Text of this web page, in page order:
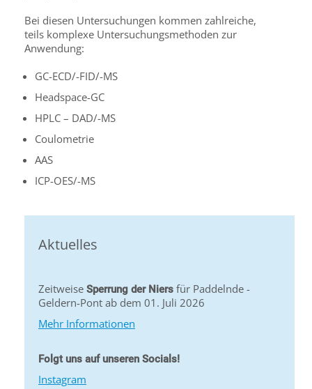
Bei diesen Untersuchungen kommen zahlreiche,
teils komplexe Untersuchungsmethoden zur
Anwendung:
GC-ECD/-FID/-MS
Headspace-GC
HPLC – DAD/-MS
Coulometrie
AAS
ICP-OES/-MS
Aktuelles
Zeitweise Sperrung der Niers für Paddelnde -
Geldern-Pont ab dem 01. Juli 2026
Mehr Informationen
Folgt uns auf unseren Socials!
Instagram